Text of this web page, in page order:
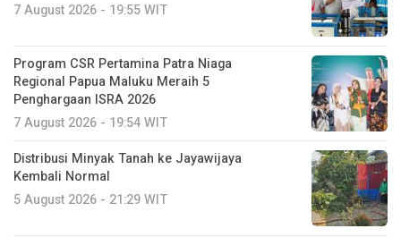
7 August 2026 - 19:55 WIT
Program CSR Pertamina Patra Niaga
Regional Papua Maluku Meraih 5
Penghargaan ISRA 2026
7 August 2026 - 19:54 WIT
Distribusi Minyak Tanah ke Jayawijaya
Kembali Normal
5 August 2026 - 21:29 WIT